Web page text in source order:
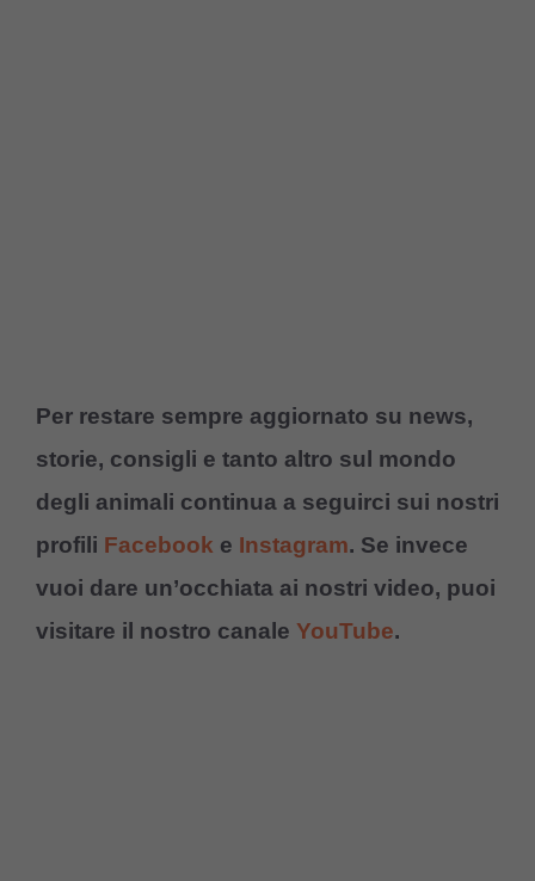
Per restare sempre aggiornato su news,
storie, consigli e tanto altro sul mondo
degli animali continua a seguirci sui nostri
profili Facebook e Instagram. Se invece
vuoi dare un’occhiata ai nostri video, puoi
visitare il nostro canale YouTube.